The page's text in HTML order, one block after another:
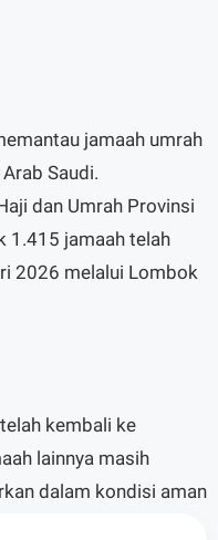
jamaah umrah
Saudi.
dan Umrah Provinsi
1.415 jamaah telah
2026 melalui Lombok
kembali ke
lainnya masih
dalam kondisi aman
Kepulangan